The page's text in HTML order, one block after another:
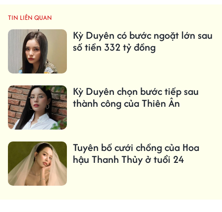
TIN LIÊN QUAN
Kỳ Duyên có bước ngoặt lớn sau
số tiền 332 tỷ đồng
Kỳ Duyên chọn bước tiếp sau
thành công của Thiên Ân
Tuyên bố cưới chồng của Hoa
hậu Thanh Thủy ở tuổi 24